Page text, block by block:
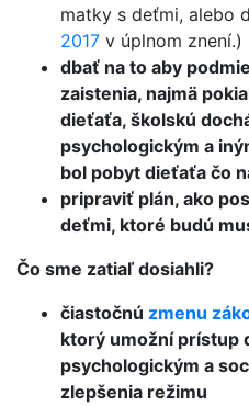
matky s deťmi, alebo
2017 v úplnom znení.)
dbať na to aby
zaistenia, najmä
dieťaťa, školskú
psychologickým a
bol pobyt dieťaťa čo
pripraviť plán, ako
deťmi, ktoré budú
Čo sme zatiaľ dosiahli?
čiastočnú zmenu
ktorý umožní prístup
psychologickým a
zlepšenia režimu